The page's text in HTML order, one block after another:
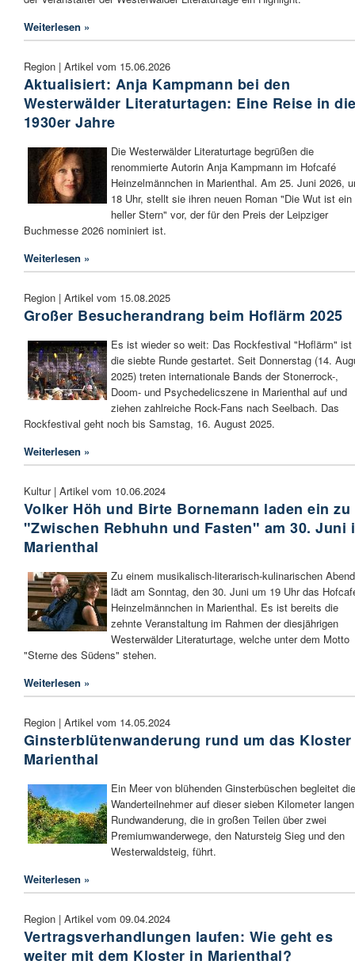
Weiterlesen »
Region | Artikel vom 15.06.2026
Aktualisiert: Anja Kampmann bei den
Westerwälder Literaturtagen: Eine Reise in
1930er Jahre
Die Westerwälder Literaturtage begrüßen die
renommierte Autorin Anja Kampmann im Hofcafé
Heinzelmännchen in Marienthal. Am 25. Juni 2026,
18 Uhr, stellt sie ihren neuen Roman "Die Wut ist ein
heller Stern" vor, der für den Preis der Leipziger
Buchmesse 2026 nominiert ist.
Weiterlesen »
Region | Artikel vom 15.08.2025
Großer Besucherandrang beim Hoflärm 2025
Es ist wieder so weit: Das Rockfestival "Hoflärm" ist
die siebte Runde gestartet. Seit Donnerstag (14.
2025) treten internationale Bands der Stonerrock-,
Doom- und Psychedelicszene in Marienthal auf und
ziehen zahlreiche Rock-Fans nach Seelbach. Das
Rockfestival geht noch bis Samstag, 16. August 2025.
Weiterlesen »
Kultur | Artikel vom 10.06.2024
Volker Höh und Birte Bornemann laden ein zu
"Zwischen Rebhuhn und Fasten" am 30. Juni
Marienthal
Zu einem musikalisch-literarisch-kulinarischen Abend
lädt am Sonntag, den 30. Juni um 19 Uhr das
Heinzelmännchen in Marienthal. Es ist bereits die
zehnte Veranstaltung im Rahmen der diesjährigen
Westerwälder Literaturtage, welche unter dem Motto
"Sterne des Südens" stehen.
Weiterlesen »
Region | Artikel vom 14.05.2024
Ginsterblütenwanderung rund um das Kloster
Marienthal
Ein Meer von blühenden Ginsterbüschen begleitet die
Wanderteilnehmer auf dieser sieben Kilometer langen
Rundwanderung, die in großen Teilen über zwei
Premiumwanderwege, den Natursteig Sieg und den
Westerwaldsteig, führt.
Weiterlesen »
Region | Artikel vom 09.04.2024
Vertragsverhandlungen laufen: Wie geht es
weiter mit dem Kloster in Marienthal?